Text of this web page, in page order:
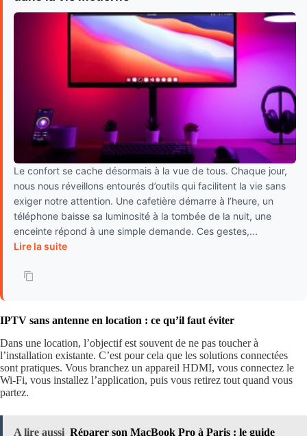
Le confort se cache désormais à la vue de tous. Chaque jour,
nous nous réveillons entourés d’outils qui facilitent la vie sans
exiger notre attention. Une cafetière démarre à l’heure, un
téléphone baisse sa luminosité à la tombée de la nuit, une
enceinte répond à une simple demande. Ces gestes,...
Lire la suite
IPTV sans antenne en location : ce qu’il faut éviter
Dans une location, l’objectif est souvent de ne pas toucher à
l’installation existante. C’est pour cela que les solutions connectées
sont pratiques. Vous branchez un appareil HDMI, vous connectez le
Wi-Fi, vous installez l’application, puis vous retirez tout quand vous
partez.
A lire aussi Réparer son MacBook Pro à Paris : le guide